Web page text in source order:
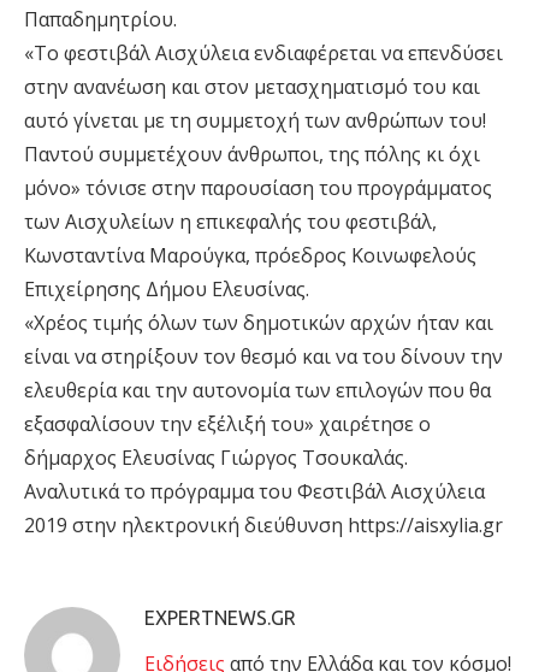
Παπαδημητρίου.
«Το φεστιβάλ Αισχύλεια ενδιαφέρεται να επενδύσει
στην ανανέωση και στον μετασχηματισμό του και
αυτό γίνεται με τη συμμετοχή των ανθρώπων του!
Παντού συμμετέχουν άνθρωποι, της πόλης κι όχι
μόνο» τόνισε στην παρουσίαση του προγράμματος
των Αισχυλείων η επικεφαλής του φεστιβάλ,
Κωνσταντίνα Μαρούγκα, πρόεδρος Κοινωφελούς
Επιχείρησης Δήμου Ελευσίνας.
«Χρέος τιμής όλων των δημοτικών αρχών ήταν και
είναι να στηρίξουν τον θεσμό και να του δίνουν την
ελευθερία και την αυτονομία των επιλογών που θα
εξασφαλίσουν την εξέλιξή του» χαιρέτησε ο
δήμαρχος Ελευσίνας Γιώργος Τσουκαλάς.
Αναλυτικά το πρόγραμμα του Φεστιβάλ Αισχύλεια
2019 στην ηλεκτρονική διεύθυνση https://aisxylia.gr
EXPERTNEWS.GR
Eιδήσεις από την Ελλάδα και τον κόσμο!